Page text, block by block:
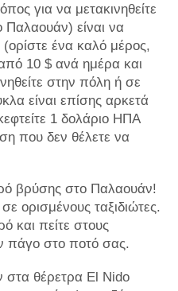
για να μετακινηθείτε
Παλαουάν) είναι να
(ορίστε ένα καλό μέρος,
10 $ ανά ημέρα και
στην πόλη ή σε
είναι επίσης αρκετά
1 δολάριο ΗΠΑ
που δεν θέλετε να
βρύσης στο Παλαουάν!
ορισμένους ταξιδιώτες.
και πείτε στους
πάγο στο ποτό σας.
στα θέρετρα El Nido